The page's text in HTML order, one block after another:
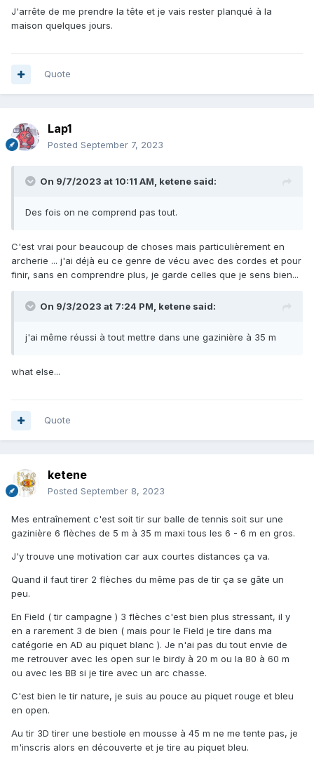
J'arrête de me prendre la tête et je vais rester planqué à la
maison quelques jours.
Quote
Lap1
Posted September 7, 2023
On 9/7/2023 at 10:11 AM, ketene said:
Des fois on ne comprend pas tout.
C'est vrai pour beaucoup de choses mais particulièrement en
archerie ... j'ai déjà eu ce genre de vécu avec des cordes et pour
finir, sans en comprendre plus, je garde celles que je sens bien...
On 9/3/2023 at 7:24 PM, ketene said:
j'ai même réussi à tout mettre dans une gazinière à 35 m
what else...
Quote
ketene
Posted September 8, 2023
Mes entraînement c'est soit tir sur balle de tennis soit sur une
gazinière 6 flèches de 5 m à 35 m maxi tous les 6 - 6 m en gros.
J'y trouve une motivation car aux courtes distances ça va.
Quand il faut tirer 2 flèches du même pas de tir ça se gâte un
peu.
En Field ( tir campagne ) 3 flèches c'est bien plus stressant, il y
en a rarement 3 de bien ( mais pour le Field je tire dans ma
catégorie en AD au piquet blanc ). Je n'ai pas du tout envie de
me retrouver avec les open sur le birdy à 20 m ou la 80 à 60 m
ou avec les BB si je tire avec un arc chasse.
C'est bien le tir nature, je suis au pouce au piquet rouge et bleu
en open.
Au tir 3D tirer une bestiole en mousse à 45 m ne me tente pas, je
m'inscris alors en découverte et je tire au piquet bleu.